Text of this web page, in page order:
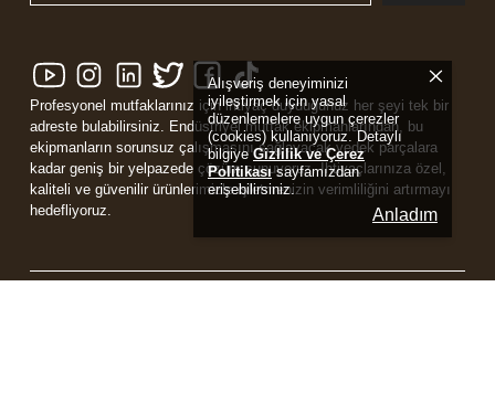
Alışveriş deneyiminizi
iyileştirmek için yasal
düzenlemelere uygun çerezler
(cookies) kullanıyoruz. Detaylı
bilgiyeGizlilik ve Çerez
Politikası sayfamızdan
erişebilirsiniz.
Anladım
Profesyonel mutfaklarınız için ihtiyaç duyduğunuz her şeyi tek bir
adreste bulabilirsiniz. Endüstriyel mutfak ekipmanlarından, bu
ekipmanların sorunsuz çalışmasını sağlayacak yedek parçalara
kadar geniş bir yelpazede çözüm sunuyoruz. İhtiyaçlarınıza özel,
kaliteli ve güvenilir ürünlerimizle işletmenizin verimliliğini artırmayı
hedefliyoruz.